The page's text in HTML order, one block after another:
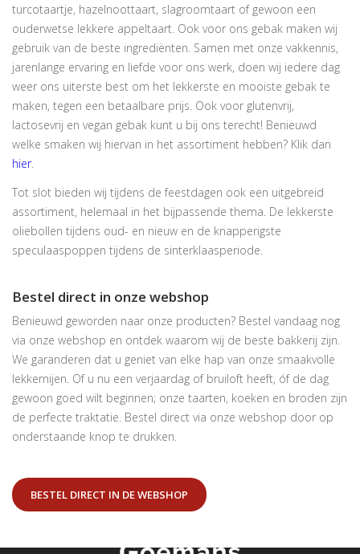
turcotaartje, hazelnoottaart, slagroomtaart of gewoon een
ouderwetse lekkere appeltaart. Ook voor ons gebak maken wij
gebruik van de beste ingrediënten. Samen met onze vakkennis,
jarenlange ervaring en liefde voor ons werk, doen wij iedere dag
weer ons uiterste best om het lekkerste en mooiste gebak te
maken, tegen een betaalbare prijs. Ook voor glutenvrij,
lactosevrij en vegan gebak kunt u bij ons terecht! Benieuwd
welke smaken wij hiervan in het assortiment hebben? Klik dan
hier.
Tot slot bieden wij tijdens de feestdagen ook een uitgebreid
assortiment, helemaal in het bijpassende thema. De lekkerste
oliebollen tijdens oud- en nieuw en de knapperigste
speculaaspoppen tijdens de sinterklaasperiode.
Bestel direct in onze webshop
Benieuwd geworden naar onze producten? Bestel vandaag nog
via onze webshop en ontdek waarom wij de beste bakkerij zijn.
We garanderen dat u geniet van elke hap van onze smaakvolle
lekkernijen. Of u nu een verjaardag of bruiloft heeft, óf de dag
gewoon goed wilt beginnen; onze taarten, koeken en broden zijn
de perfecte traktatie. Bestel direct via onze webshop door op
onderstaande knop te drukken.
BESTEL DIRECT IN DE WEBSHOP